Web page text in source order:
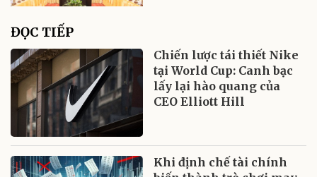
ĐỌC TIẾP
Chiến lược tái thiết Nike
tại World Cup: Canh bạc
lấy lại hào quang của
CEO Elliott Hill
Khi định chế tài chính